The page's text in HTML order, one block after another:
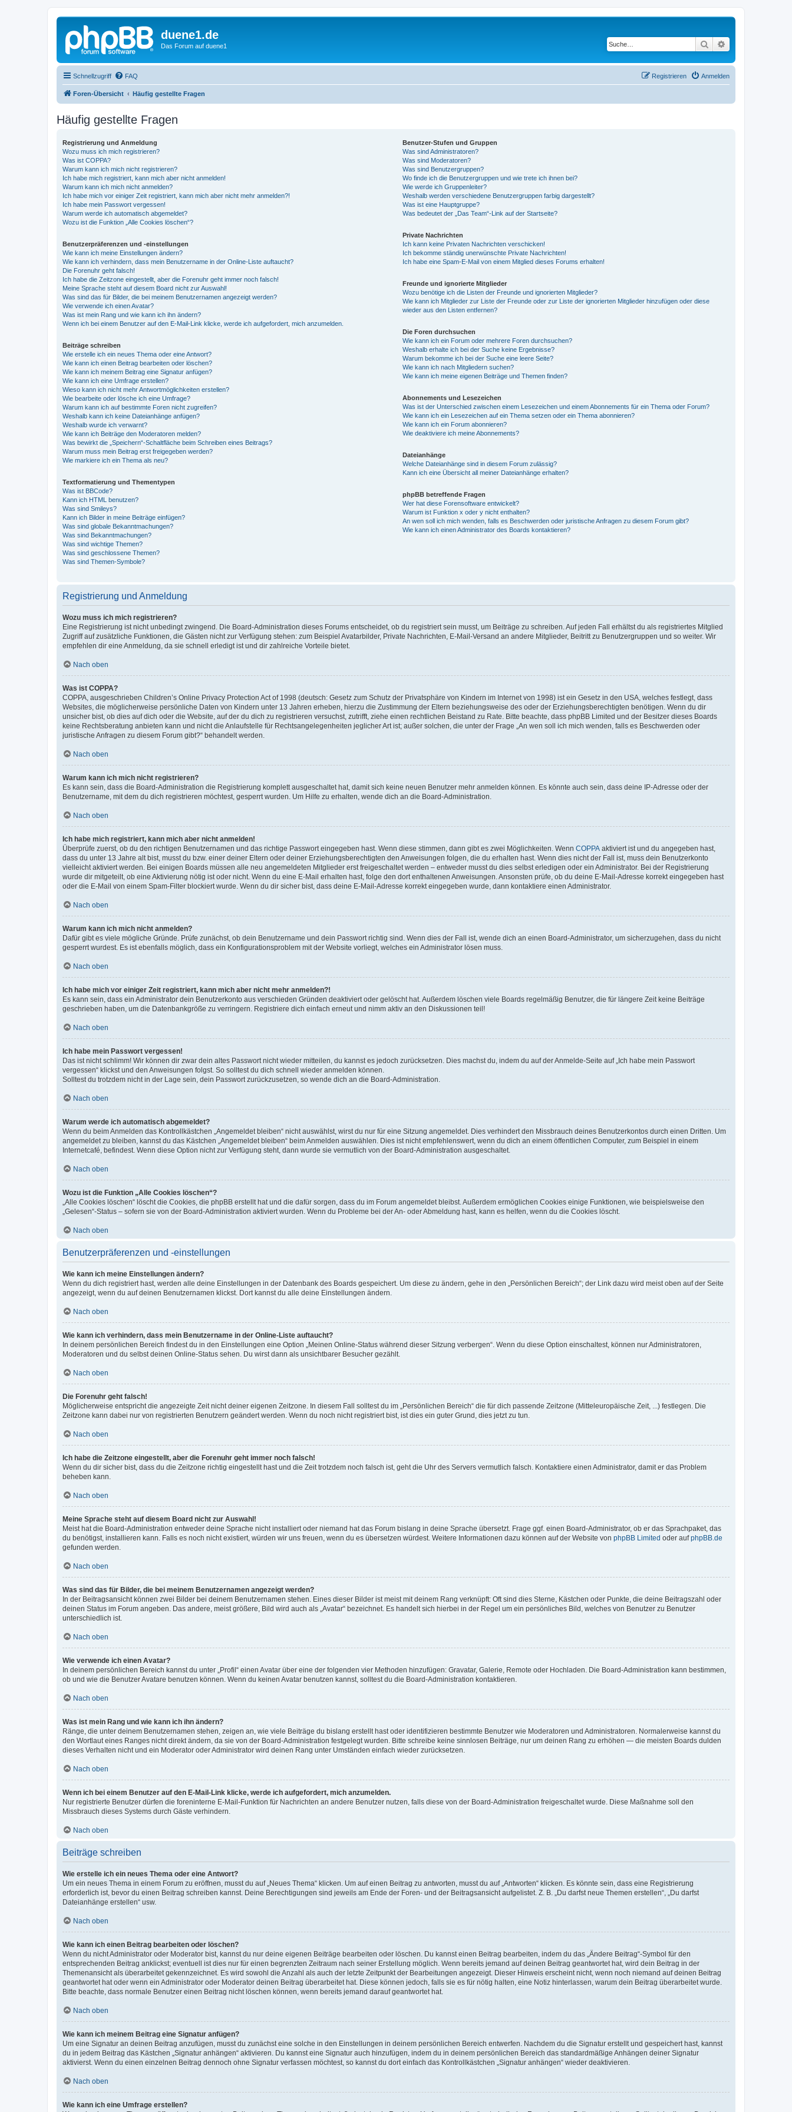
duene1.de
Das Forum auf duene1 Suche
Schnellzugriff FAQ Anmelden
Registrieren
Foren-Übersicht Häufig gestellte Fragen
Häufig gestellte Fragen
Registrierung und Anmeldung
Wozu muss ich mich registrieren?
Was ist COPPA?
Warum kann ich mich nicht registrieren?
Ich habe mich registriert, kann mich aber nicht anmelden!
Warum kann ich mich nicht anmelden?
Ich habe mich vor einiger Zeit registriert, kann mich aber nicht mehr anmelden?!
Ich habe mein Passwort vergessen!
Warum werde ich automatisch abgemeldet?
Wozu ist die Funktion „Alle Cookies löschen“?
Benutzerpräferenzen und -einstellungen
Wie kann ich meine Einstellungen ändern?
Wie kann ich verhindern, dass mein Benutzername in der Online-Liste auftaucht?
Die Forenuhr geht falsch!
Ich habe die Zeitzone eingestellt, aber die Forenuhr geht immer noch falsch!
Meine Sprache steht auf diesem Board nicht zur Auswahl!
Was sind das für Bilder, die bei meinem Benutzernamen angezeigt werden?
Wie verwende ich einen Avatar?
Was ist mein Rang und wie kann ich ihn ändern?
Wenn ich bei einem Benutzer auf den E-Mail-Link klicke, werde ich aufgefordert, mich anzumelden.
Beiträge schreiben
Wie erstelle ich ein neues Thema oder eine Antwort?
Wie kann ich einen Beitrag bearbeiten oder löschen?
Wie kann ich meinem Beitrag eine Signatur anfügen?
Wie kann ich eine Umfrage erstellen?
Wieso kann ich nicht mehr Antwortmöglichkeiten erstellen?
Wie bearbeite oder lösche ich eine Umfrage?
Warum kann ich auf bestimmte Foren nicht zugreifen?
Weshalb kann ich keine Dateianhänge anfügen?
Weshalb wurde ich verwarnt?
Wie kann ich Beiträge den Moderatoren melden?
Was bewirkt die „Speichern“-Schaltfläche beim Schreiben eines Beitrags?
Warum muss mein Beitrag erst freigegeben werden?
Wie markiere ich ein Thema als neu?
Textformatierung und Thementypen
Was ist BBCode?
Kann ich HTML benutzen?
Was sind Smileys?
Kann ich Bilder in meine Beiträge einfügen?
Was sind globale Bekanntmachungen?
Was sind Bekanntmachungen?
Was sind wichtige Themen?
Was sind geschlossene Themen?
Was sind Themen-Symbole?
Benutzer-Stufen und Gruppen
Was sind Administratoren?
Was sind Moderatoren?
Was sind Benutzergruppen?
Wo finde ich die Benutzergruppen und wie trete ich ihnen bei?
Wie werde ich Gruppenleiter?
Weshalb werden verschiedene Benutzergruppen farbig dargestellt?
Was ist eine Hauptgruppe?
Was bedeutet der „Das Team“-Link auf der Startseite?
Private Nachrichten
Ich kann keine Privaten Nachrichten verschicken!
Ich bekomme ständig unerwünschte Private Nachrichten!
Ich habe eine Spam-E-Mail von einem Mitglied dieses Forums erhalten!
Freunde und ignorierte Mitglieder
Wozu benötige ich die Listen der Freunde und ignorierten Mitglieder?
Wie kann ich Mitglieder zur Liste der Freunde oder zur Liste der ignorierten Mitglieder hinzufügen oder diese
wieder aus den Listen entfernen?
Die Foren durchsuchen
Wie kann ich ein Forum oder mehrere Foren durchsuchen?
Weshalb erhalte ich bei der Suche keine Ergebnisse?
Warum bekomme ich bei der Suche eine leere Seite?
Wie kann ich nach Mitgliedern suchen?
Wie kann ich meine eigenen Beiträge und Themen finden?
Abonnements und Lesezeichen
Was ist der Unterschied zwischen einem Lesezeichen und einem Abonnements für ein Thema oder Forum?
Wie kann ich ein Lesezeichen auf ein Thema setzen oder ein Thema abonnieren?
Wie kann ich ein Forum abonnieren?
Wie deaktiviere ich meine Abonnements?
Dateianhänge
Welche Dateianhänge sind in diesem Forum zulässig?
Kann ich eine Übersicht all meiner Dateianhänge erhalten?
phpBB betreffende Fragen
Wer hat diese Forensoftware entwickelt?
Warum ist Funktion x oder y nicht enthalten?
An wen soll ich mich wenden, falls es Beschwerden oder juristische Anfragen zu diesem Forum gibt?
Wie kann ich einen Administrator des Boards kontaktieren?
Registrierung und Anmeldung
Wozu muss ich mich registrieren?
Eine Registrierung ist nicht unbedingt zwingend. Die Board-Administration dieses Forums entscheidet, ob du registriert sein musst, um Beiträge zu schreiben. Auf jeden Fall erhältst du als registriertes Mitglied
Zugriff auf zusätzliche Funktionen, die Gästen nicht zur Verfügung stehen: zum Beispiel Avatarbilder, Private Nachrichten, E-Mail-Versand an andere Mitglieder, Beitritt zu Benutzergruppen und so weiter. Wir
empfehlen dir eine Anmeldung, da sie schnell erledigt ist und dir zahlreiche Vorteile bietet.
Nach oben
Was ist COPPA?
COPPA, ausgeschrieben Children’s Online Privacy Protection Act of 1998 (deutsch: Gesetz zum Schutz der Privatsphäre von Kindern im Internet von 1998) ist ein Gesetz in den USA, welches festlegt, dass
Websites, die möglicherweise persönliche Daten von Kindern unter 13 Jahren erheben, hierzu die Zustimmung der Eltern beziehungsweise des oder der Erziehungsberechtigten benötigen. Wenn du dir
unsicher bist, ob dies auf dich oder die Website, auf der du dich zu registrieren versuchst, zutrifft, ziehe einen rechtlichen Beistand zu Rate. Bitte beachte, dass phpBB Limited und der Besitzer dieses Boards
keine Rechtsberatung anbieten kann und nicht die Anlaufstelle für Rechtsangelegenheiten jeglicher Art ist; außer solchen, die unter der Frage „An wen soll ich mich wenden, falls es Beschwerden oder
juristische Anfragen zu diesem Forum gibt?“ behandelt werden.
Nach oben
Warum kann ich mich nicht registrieren?
Es kann sein, dass die Board-Administration die Registrierung komplett ausgeschaltet hat, damit sich keine neuen Benutzer mehr anmelden können. Es könnte auch sein, dass deine IP-Adresse oder der
Benutzername, mit dem du dich registrieren möchtest, gesperrt wurden. Um Hilfe zu erhalten, wende dich an die Board-Administration.
Nach oben
Ich habe mich registriert, kann mich aber nicht anmelden!
Überprüfe zuerst, ob du den richtigen Benutzernamen und das richtige Passwort eingegeben hast. Wenn diese stimmen, dann gibt es zwei Möglichkeiten. Wenn COPPA aktiviert ist und du angegeben hast,
dass du unter 13 Jahre alt bist, musst du bzw. einer deiner Eltern oder deiner Erziehungsberechtigten den Anweisungen folgen, die du erhalten hast. Wenn dies nicht der Fall ist, muss dein Benutzerkonto
vielleicht aktiviert werden. Bei einigen Boards müssen alle neu angemeldeten Mitglieder erst freigeschaltet werden – entweder musst du dies selbst erledigen oder ein Administrator. Bei der Registrierung
wurde dir mitgeteilt, ob eine Aktivierung nötig ist oder nicht. Wenn du eine E-Mail erhalten hast, folge den dort enthaltenen Anweisungen. Ansonsten prüfe, ob du deine E-Mail-Adresse korrekt eingegeben hast
oder die E-Mail von einem Spam-Filter blockiert wurde. Wenn du dir sicher bist, dass deine E-Mail-Adresse korrekt eingegeben wurde, dann kontaktiere einen Administrator.
Nach oben
Warum kann ich mich nicht anmelden?
Dafür gibt es viele mögliche Gründe. Prüfe zunächst, ob dein Benutzername und dein Passwort richtig sind. Wenn dies der Fall ist, wende dich an einen Board-Administrator, um sicherzugehen, dass du nicht
gesperrt wurdest. Es ist ebenfalls möglich, dass ein Konfigurationsproblem mit der Website vorliegt, welches ein Administrator lösen muss.
Nach oben
Ich habe mich vor einiger Zeit registriert, kann mich aber nicht mehr anmelden?!
Es kann sein, dass ein Administrator dein Benutzerkonto aus verschieden Gründen deaktiviert oder gelöscht hat. Außerdem löschen viele Boards regelmäßig Benutzer, die für längere Zeit keine Beiträge
geschrieben haben, um die Datenbankgröße zu verringern. Registriere dich einfach erneut und nimm aktiv an den Diskussionen teil!
Nach oben
Ich habe mein Passwort vergessen!
Das ist nicht schlimm! Wir können dir zwar dein altes Passwort nicht wieder mitteilen, du kannst es jedoch zurücksetzen. Dies machst du, indem du auf der Anmelde-Seite auf „Ich habe mein Passwort
vergessen“ klickst und den Anweisungen folgst. So solltest du dich schnell wieder anmelden können.
Solltest du trotzdem nicht in der Lage sein, dein Passwort zurückzusetzen, so wende dich an die Board-Administration.
Nach oben
Warum werde ich automatisch abgemeldet?
Wenn du beim Anmelden das Kontrollkästchen „Angemeldet bleiben“ nicht auswählst, wirst du nur für eine Sitzung angemeldet. Dies verhindert den Missbrauch deines Benutzerkontos durch einen Dritten. Um
angemeldet zu bleiben, kannst du das Kästchen „Angemeldet bleiben“ beim Anmelden auswählen. Dies ist nicht empfehlenswert, wenn du dich an einem öffentlichen Computer, zum Beispiel in einem
Internetcafé, befindest. Wenn diese Option nicht zur Verfügung steht, dann wurde sie vermutlich von der Board-Administration ausgeschaltet.
Nach oben
Wozu ist die Funktion „Alle Cookies löschen“?
„Alle Cookies löschen“ löscht die Cookies, die phpBB erstellt hat und die dafür sorgen, dass du im Forum angemeldet bleibst. Außerdem ermöglichen Cookies einige Funktionen, wie beispielsweise den
„Gelesen“-Status – sofern sie von der Board-Administration aktiviert wurden. Wenn du Probleme bei der An- oder Abmeldung hast, kann es helfen, wenn du die Cookies löscht.
Nach oben
Benutzerpräferenzen und -einstellungen
Wie kann ich meine Einstellungen ändern?
Wenn du dich registriert hast, werden alle deine Einstellungen in der Datenbank des Boards gespeichert. Um diese zu ändern, gehe in den „Persönlichen Bereich“; der Link dazu wird meist oben auf der Seite
angezeigt, wenn du auf deinen Benutzernamen klickst. Dort kannst du alle deine Einstellungen ändern.
Nach oben
Wie kann ich verhindern, dass mein Benutzername in der Online-Liste auftaucht?
In deinem persönlichen Bereich findest du in den Einstellungen eine Option „Meinen Online-Status während dieser Sitzung verbergen“. Wenn du diese Option einschaltest, können nur Administratoren,
Moderatoren und du selbst deinen Online-Status sehen. Du wirst dann als unsichtbarer Besucher gezählt.
Nach oben
Die Forenuhr geht falsch!
Möglicherweise entspricht die angezeigte Zeit nicht deiner eigenen Zeitzone. In diesem Fall solltest du im „Persönlichen Bereich“ die für dich passende Zeitzone (Mitteleuropäische Zeit, ...) festlegen. Die
Zeitzone kann dabei nur von registrierten Benutzern geändert werden. Wenn du noch nicht registriert bist, ist dies ein guter Grund, dies jetzt zu tun.
Nach oben
Ich habe die Zeitzone eingestellt, aber die Forenuhr geht immer noch falsch!
Wenn du dir sicher bist, dass du die Zeitzone richtig eingestellt hast und die Zeit trotzdem noch falsch ist, geht die Uhr des Servers vermutlich falsch. Kontaktiere einen Administrator, damit er das Problem
beheben kann.
Nach oben
Meine Sprache steht auf diesem Board nicht zur Auswahl!
Meist hat die Board-Administration entweder deine Sprache nicht installiert oder niemand hat das Forum bislang in deine Sprache übersetzt. Frage ggf. einen Board-Administrator, ob er das Sprachpaket, das
du benötigst, installieren kann. Falls es noch nicht existiert, würden wir uns freuen, wenn du es übersetzen würdest. Weitere Informationen dazu können auf der Website von phpBB Limited oder aufphpBB.de
gefunden werden.
Nach oben
Was sind das für Bilder, die bei meinem Benutzernamen angezeigt werden?
In der Beitragsansicht können zwei Bilder bei deinem Benutzernamen stehen. Eines dieser Bilder ist meist mit deinem Rang verknüpft: Oft sind dies Sterne, Kästchen oder Punkte, die deine Beitragszahl oder
deinen Status im Forum angeben. Das andere, meist größere, Bild wird auch als „Avatar“ bezeichnet. Es handelt sich hierbei in der Regel um ein persönliches Bild, welches von Benutzer zu Benutzer
unterschiedlich ist.
Nach oben
Wie verwende ich einen Avatar?
In deinem persönlichen Bereich kannst du unter „Profil“ einen Avatar über eine der folgenden vier Methoden hinzufügen: Gravatar, Galerie, Remote oder Hochladen. Die Board-Administration kann bestimmen,
ob und wie die Benutzer Avatare benutzen können. Wenn du keinen Avatar benutzen kannst, solltest du die Board-Administration kontaktieren.
Nach oben
Was ist mein Rang und wie kann ich ihn ändern?
Ränge, die unter deinem Benutzernamen stehen, zeigen an, wie viele Beiträge du bislang erstellt hast oder identifizieren bestimmte Benutzer wie Moderatoren und Administratoren. Normalerweise kannst du
den Wortlaut eines Ranges nicht direkt ändern, da sie von der Board-Administration festgelegt wurden. Bitte schreibe keine sinnlosen Beiträge, nur um deinen Rang zu erhöhen — die meisten Boards dulden
dieses Verhalten nicht und ein Moderator oder Administrator wird deinen Rang unter Umständen einfach wieder zurücksetzen.
Nach oben
Wenn ich bei einem Benutzer auf den E-Mail-Link klicke, werde ich aufgefordert, mich anzumelden.
Nur registrierte Benutzer dürfen die foreninterne E-Mail-Funktion für Nachrichten an andere Benutzer nutzen, falls diese von der Board-Administration freigeschaltet wurde. Diese Maßnahme soll den
Missbrauch dieses Systems durch Gäste verhindern.
Nach oben
Beiträge schreiben
Wie erstelle ich ein neues Thema oder eine Antwort?
Um ein neues Thema in einem Forum zu eröffnen, musst du auf „Neues Thema“ klicken. Um auf einen Beitrag zu antworten, musst du auf „Antworten“ klicken. Es könnte sein, dass eine Registrierung
erforderlich ist, bevor du einen Beitrag schreiben kannst. Deine Berechtigungen sind jeweils am Ende der Foren- und der Beitragsansicht aufgelistet. Z. B. „Du darfst neue Themen erstellen“, „Du darfst
Dateianhänge erstellen“ usw.
Nach oben
Wie kann ich einen Beitrag bearbeiten oder löschen?
Wenn du nicht Administrator oder Moderator bist, kannst du nur deine eigenen Beiträge bearbeiten oder löschen. Du kannst einen Beitrag bearbeiten, indem du das „Ändere Beitrag“-Symbol für den
entsprechenden Beitrag anklickst; eventuell ist dies nur für einen begrenzten Zeitraum nach seiner Erstellung möglich. Wenn bereits jemand auf deinen Beitrag geantwortet hat, wird dein Beitrag in der
Themenansicht als überarbeitet gekennzeichnet. Es wird sowohl die Anzahl als auch der letzte Zeitpunkt der Bearbeitungen angezeigt. Dieser Hinweis erscheint nicht, wenn noch niemand auf deinen Beitrag
geantwortet hat oder wenn ein Administrator oder Moderator deinen Beitrag überarbeitet hat. Diese können jedoch, falls sie es für nötig halten, eine Notiz hinterlassen, warum dein Beitrag überarbeitet wurde.
Bitte beachte, dass normale Benutzer einen Beitrag nicht löschen können, wenn bereits jemand darauf geantwortet hat.
Nach oben
Wie kann ich meinem Beitrag eine Signatur anfügen?
Um eine Signatur an deinen Beitrag anzufügen, musst du zunächst eine solche in den Einstellungen in deinem persönlichen Bereich entwerfen. Nachdem du die Signatur erstellt und gespeichert hast, kannst
du in jedem Beitrag das Kästchen „Signatur anhängen“ aktivieren. Du kannst eine Signatur auch hinzufügen, indem du in deinem persönlichen Bereich das standardmäßige Anhängen deiner Signatur
aktivierst. Wenn du einen einzelnen Beitrag dennoch ohne Signatur verfassen möchtest, so kannst du dort einfach das Kontrollkästchen „Signatur anhängen“ wieder deaktivieren.
Nach oben
Wie kann ich eine Umfrage erstellen?